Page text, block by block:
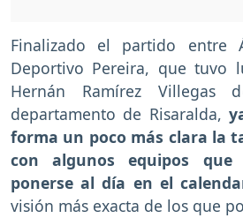
Finalizado el partido entre
Deportivo Pereira, que tuvo
Hernán Ramírez
departamento de Risaralda,
forma un poco más clara la
con algunos equipos
ponerse al día en el
visión más exacta de los que